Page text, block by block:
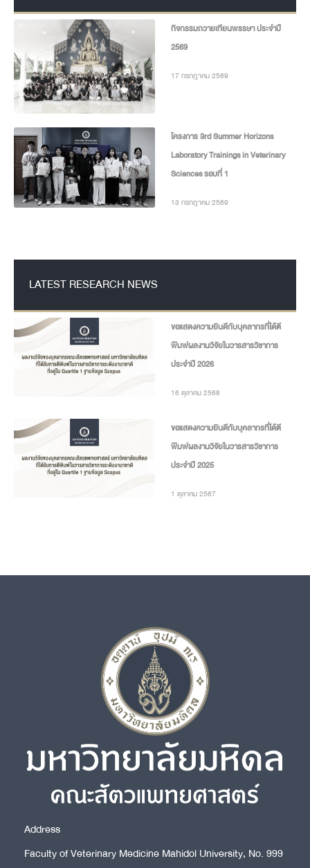
กิจกรรมถวายเทียนพรรษา ประจำปี
2569
17 กรกฎาคม 2569
โครงการ 3rd Summer Horizons
Laboratory Trainings in Veterinary
Sciences รอบที่ 1
13 กรกฎาคม 2569
LATEST RESEARCH NEWS
ขอแสดงความยินดีกับบุคลากรที่ได้ตี
พิมพ์ผลงานวิจัยในวารสารวิชาการ
ประจำปี 2026
16 ตุลาคม 2568
ขอแสดงความยินดีกับบุคลากรที่ได้ตี
พิมพ์ผลงานวิจัยในวารสารวิชาการ
ประจำปี 2025
1 ตุลาคม 2567
Address
Faculty of Veterinary Medicine Mahidol University, No. 999